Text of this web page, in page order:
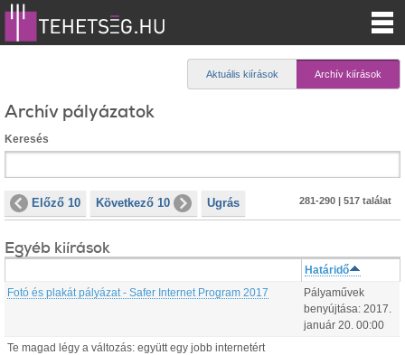
Aktuális kiírások Archív kiírások
Archív pályázatok
Keresés
Előző 10 Következő 10 Ugrás 281-290 | 517 találat
Egyéb kiírások
Határidő
Fotó és plakát pályázat - Safer Internet Program 2017
Pályaművek
benyújtása: 2017.
január 20 00:00
Te magad légy a változás: együtt egy jobb internetért